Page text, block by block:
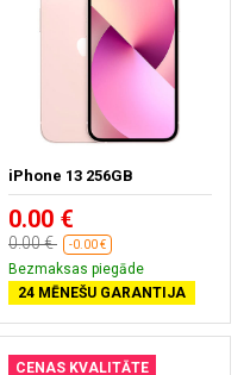
iPhone 13 256GB
0.00 €
0.00 € -0.00 €
Bezmaksas piegāde
24 MĒNEŠU GARANTIJA
CENAS KVALITĀTE